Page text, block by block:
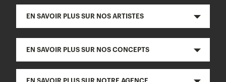
EN SAVOIR PLUS SUR NOS ARTISTES
EN SAVOIR PLUS SUR NOS CONCEPTS